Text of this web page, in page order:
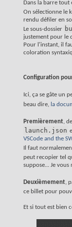
Dans la barre tout
On sélectionne le
rendu défiler en
Le sous-dossier
justement pour le
Pour l'instant, il
coloration
Configuration
Ici, ça se gâte un
beau dire,
la
Premièrement ,
launch.json
VSCode and the
Il faut
peut recopier tel
suppose... Je vous
Deuxièmement ,
ce billet pour
Et si tout est bien